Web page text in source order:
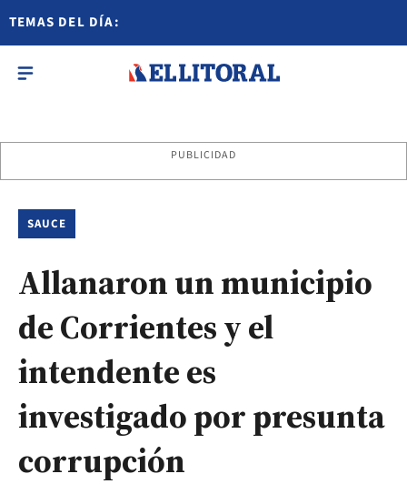
TEMAS DEL DÍA:
PUBLICIDAD
SAUCE
Allanaron un municipio
de Corrientes y el
intendente es
investigado por presunta
corrupción